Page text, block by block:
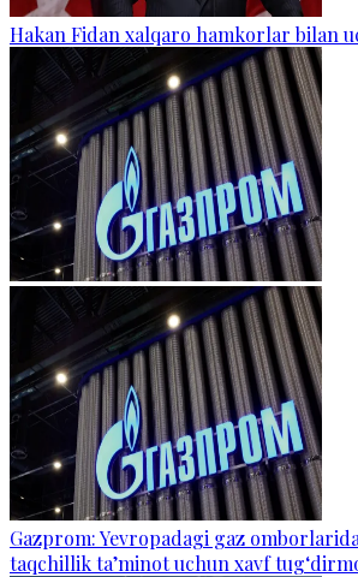
Hakan Fidan xalqaro hamkorlar bilan
Gazprom: Yevropadagi gaz
taqchillik ta’minot uchun xavf